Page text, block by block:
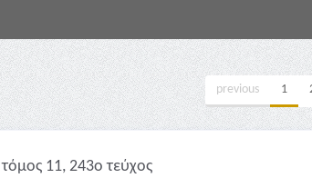
previous 1
11, 243ο τεύχος